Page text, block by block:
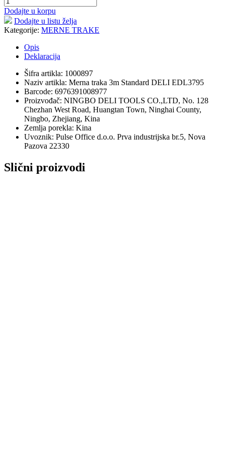
Dodajte u korpu
Dodajte u listu želja
Kategorije: MERNE TRAKE
Opis
Deklaracija
Šifra artikla: 1000897
Naziv artikla: Merna traka 3m Standard DELI EDL3795
Barcode: 6976391008977
Proizvođač: NINGBO DELI TOOLS CO.,LTD, No. 128
Chezhan West Road, Huangtan Town, Ninghai County,
Ningbo, Zhejiang, Kina
Zemlja porekla: Kina
Uvoznik: Pulse Office d.o.o. Prva industrijska br.5, Nova
Pazova 22330
Slični proizvodi